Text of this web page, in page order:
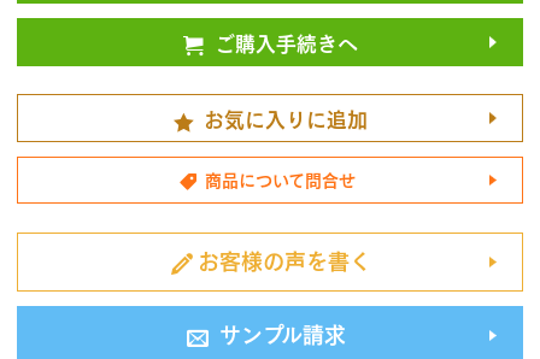
ご購入手続きへ
お気に入りに追加
商品について問合せ
お客様の声を書く
サンプル請求